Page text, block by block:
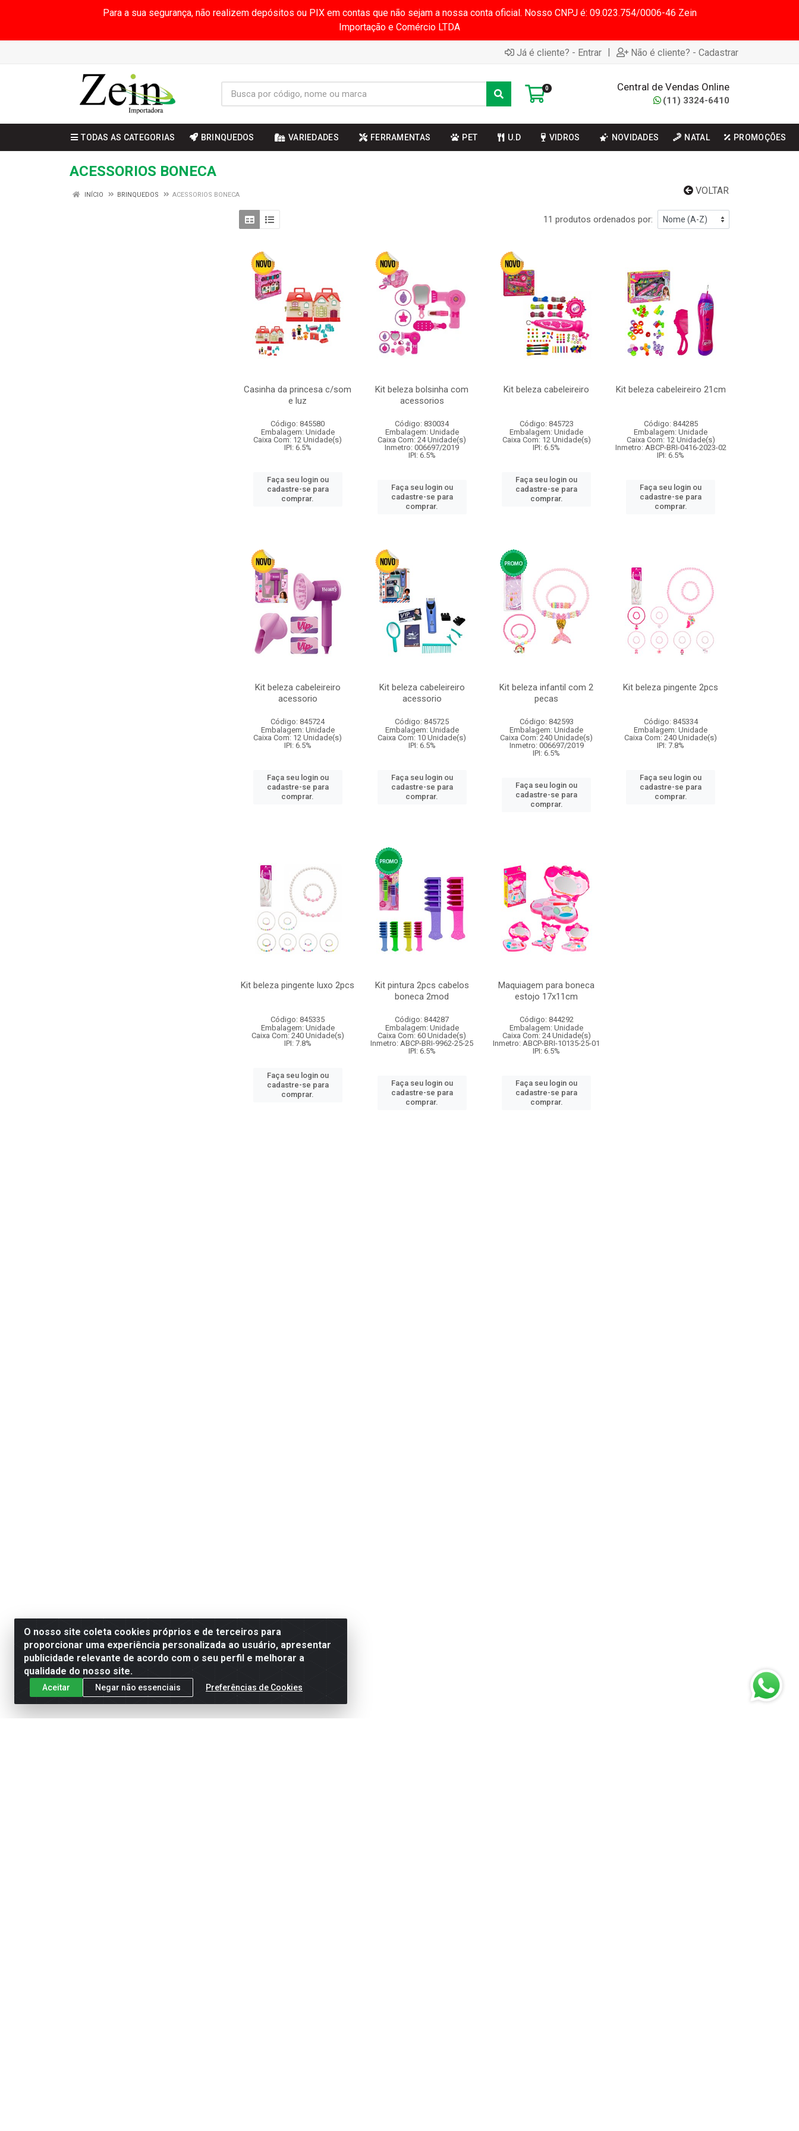
Para a sua segurança, não realizem depósitos ou PIX em contas que não sejam a nossa conta oficial. Nosso CNPJ é: 09.023.754/0006-46 Zein
Importação e Comércio LTDA
Já é cliente? - Entrar | Não é cliente? - Cadastrar
0 Central de Vendas Online
(11) 3324-6410
TODAS AS CATEGORIAS BRINQUEDOS VARIEDADES FERRAMENTAS PET U.D VIDROS NOVIDADES NATAL PROMOÇÕES
ACESSORIOS BONECA
VOLTAR
INÍCIO BRINQUEDOS ACESSORIOS BONECA
11 produtos ordenados por:
Casinha da princesa c/som
e luz
Código: 845580
Embalagem: Unidade
Caixa Com: 12 Unidade(s)
IPI: 6.5%
Faça seu login ou
cadastre-se para
comprar.
Kit beleza bolsinha com
acessorios
Código: 830034
Embalagem: Unidade
Caixa Com: 24 Unidade(s)
Inmetro: 006697/2019
IPI: 6.5%
Faça seu login ou
cadastre-se para
comprar.
Kit beleza cabeleireiro
Código: 845723
Embalagem: Unidade
Caixa Com: 12 Unidade(s)
IPI: 6.5%
Faça seu login ou
cadastre-se para
comprar.
Kit beleza cabeleireiro 21cm
Código: 844285
Embalagem: Unidade
Caixa Com: 12 Unidade(s)
Inmetro: ABCP-BRI-0416-2023-02
IPI: 6.5%
Faça seu login ou
cadastre-se para
comprar.
Kit beleza cabeleireiro
acessorio
Código: 845724
Embalagem: Unidade
Caixa Com: 12 Unidade(s)
IPI: 6.5%
Faça seu login ou
cadastre-se para
comprar.
Kit beleza cabeleireiro
acessorio
Código: 845725
Embalagem: Unidade
Caixa Com: 10 Unidade(s)
IPI: 6.5%
Faça seu login ou
cadastre-se para
comprar.
Kit beleza infantil com 2
pecas
Código: 842593
Embalagem: Unidade
Caixa Com: 240 Unidade(s)
Inmetro: 006697/2019
IPI: 6.5%
Faça seu login ou
cadastre-se para
comprar.
Kit beleza pingente 2pcs
Código: 845334
Embalagem: Unidade
Caixa Com: 240 Unidade(s)
IPI: 7.8%
Faça seu login ou
cadastre-se para
comprar.
Kit beleza pingente luxo 2pcs
Código: 845335
Embalagem: Unidade
Caixa Com: 240 Unidade(s)
IPI: 7.8%
Faça seu login ou
cadastre-se para
comprar.
Kit pintura 2pcs cabelos
boneca 2mod
Código: 844287
Embalagem: Unidade
Caixa Com: 60 Unidade(s)
Inmetro: ABCP-BRI-9962-25-25
IPI: 6.5%
Faça seu login ou
cadastre-se para
comprar.
Maquiagem para boneca
estojo 17x11cm
Código: 844292
Embalagem: Unidade
Caixa Com: 24 Unidade(s)
Inmetro: ABCP-BRI-10135-25-01
IPI: 6.5%
Faça seu login ou
cadastre-se para
comprar.
O nosso site coleta cookies próprios e de terceiros para
proporcionar uma experiência personalizada ao usuário, apresentar
publicidade relevante de acordo com o seu perfil e melhorar a
qualidade do nosso site.
Aceitar Negar não essenciais Preferências de Cookies